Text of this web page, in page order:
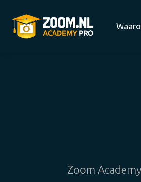
Zoom